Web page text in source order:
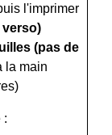
l'imprimer
(pas de
la main
: